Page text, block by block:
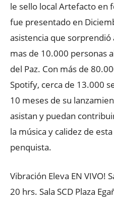
le sello local Artefacto en
fue presentado en
asistencia que sorprendió
mas de 10.000 personas
del Paz. Con más de
Spotify, cerca de 13.000
10 meses de su
asistan y puedan
la música y calidez de
penquista.
Vibración Eleva EN VIVO!
20 hrs. Sala SCD Plaza